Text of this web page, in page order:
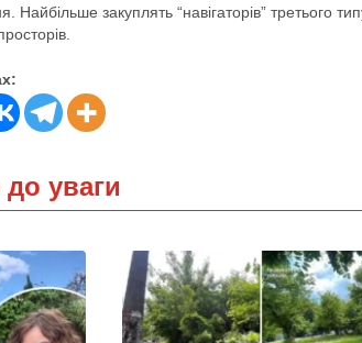
Найбільше закуплять “навігаторів” третього
уваги